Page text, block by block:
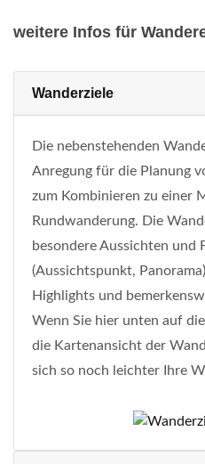
weitere Infos für
Wanderziele
Die nebenstehenden
Anregung für die Planung
zum Kombinieren zu einer
Rundwanderung. Die
besondere Aussichten und
(Aussichtspunkt,
Highlights und
Wenn Sie hier unten auf
die Kartenansicht der
sich so noch leichter Ihre